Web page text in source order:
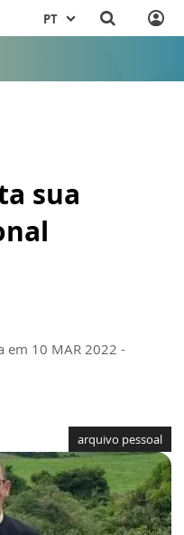
PT
sua
em 10 MAR 2022 -
arquivo pessoal